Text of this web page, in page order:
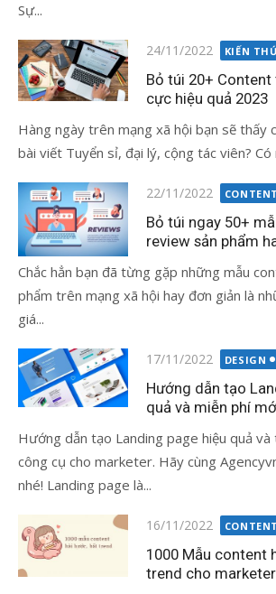
Sự...
Đăng
vào
24/11/2022 KIẾN
Bỏ túi 20+
cực hiệu quả 2023
Hàng ngày trên mạng xã hội bạn sẽ thấy
bài viết Tuyển sỉ, đại lý, cộng tác viên? Có
Đăng
vào
22/11/2022 CONTENT
Bỏ túi ngay 50+
review sản phẩm
Chắc hẳn bạn đã từng gặp những mẫu
phẩm trên mạng xã hội hay đơn giản là
giá...
Đăng
vào
17/11/2022 DESIGN
Hướng dẫn tạo
quả và miễn phí
Hướng dẫn tạo Landing page hiệu quả và
công cụ cho marketer. Hãy cùng
nhé! Landing page là...
Đăng
vào
16/11/2022 CONTENT
1000 Mẫu content
trend cho marketer